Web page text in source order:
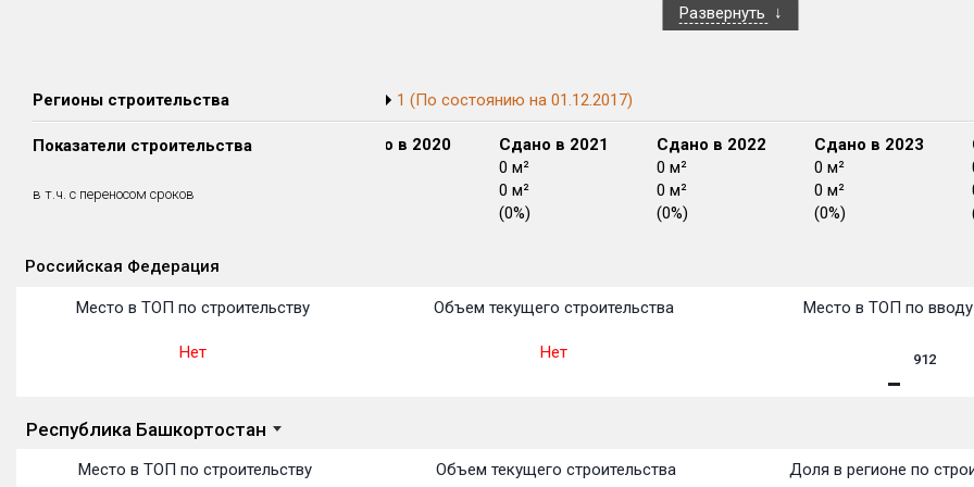
Развернуть
Регионы строительства 1 (По состоянию на 01.12.2017)
Показатели строительства
в т.ч. с переносом сроков
Сдано в 2018
0 м²
Сдано в 2019
0 м²
Сдано в 2020
Сдано в 2021
0 м²
0 м²
(0%)
Сдано в 2022
0 м²
0 м²
(0%)
Сдано в 2023
0 м²
0 м²
(0%)
Российская Федерация
Место в ТОП по строительству
Нет
Объем текущего строительства
Нет
Место в ТОП по
912
Республика Башкортостан
Место в ТОП по строительству Объем текущего строительства Доля в регионе по